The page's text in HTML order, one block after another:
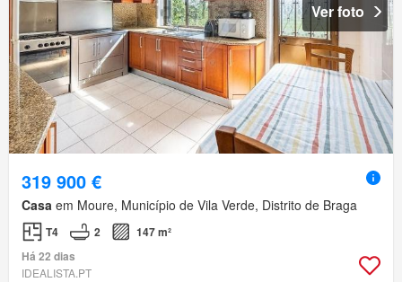
Ver foto
319 900 €
Casa em Moure, Município de Vila Verde, Distrito de Braga
T4 2
147 m²
Há 22 dias
IDEALISTA.PT